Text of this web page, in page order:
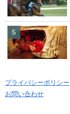
プライバシーポリシー
お問い合わせ